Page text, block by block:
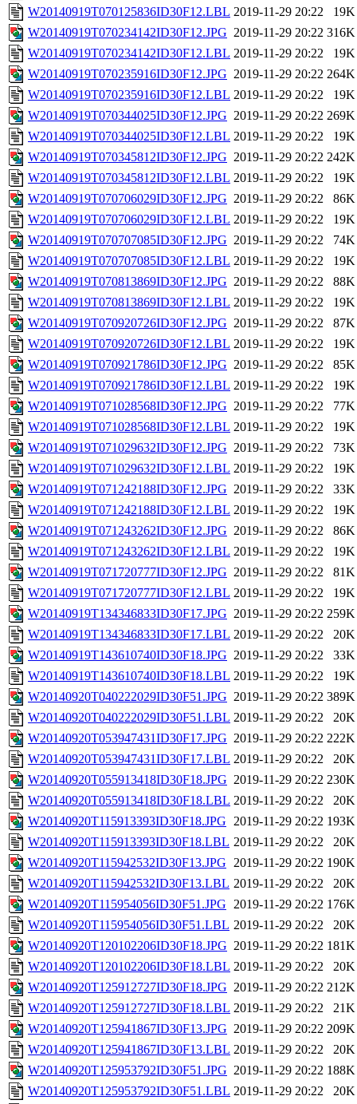
W20140919T070125836ID30F12.LBL 2019-11-29 20:22
19K
W20140919T070234142ID30F12.JPG 2019-11-29 20:22 316K
W20140919T070234142ID30F12.LBL 2019-11-29 20:22
19K
W20140919T070235916ID30F12.JPG 2019-11-29 20:22 264K
W20140919T070235916ID30F12.LBL 2019-11-29 20:22
19K
W20140919T070344025ID30F12.JPG 2019-11-29 20:22 269K
W20140919T070344025ID30F12.LBL 2019-11-29 20:22
19K
W20140919T070345812ID30F12.JPG 2019-11-29 20:22 242K
W20140919T070345812ID30F12.LBL 2019-11-29 20:22
19K
W20140919T070706029ID30F12.JPG 2019-11-29 20:22
86K
W20140919T070706029ID30F12.LBL 2019-11-29 20:22
19K
W20140919T070707085ID30F12.JPG 2019-11-29 20:22
74K
W20140919T070707085ID30F12.LBL 2019-11-29 20:22
19K
W20140919T070813869ID30F12.JPG 2019-11-29 20:22
88K
W20140919T070813869ID30F12.LBL 2019-11-29 20:22
19K
W20140919T070920726ID30F12.JPG 2019-11-29 20:22
87K
W20140919T070920726ID30F12.LBL 2019-11-29 20:22
19K
W20140919T070921786ID30F12.JPG 2019-11-29 20:22
85K
W20140919T070921786ID30F12.LBL 2019-11-29 20:22
19K
W20140919T071028568ID30F12.JPG 2019-11-29 20:22
77K
W20140919T071028568ID30F12.LBL 2019-11-29 20:22
19K
W20140919T071029632ID30F12.JPG 2019-11-29 20:22
73K
W20140919T071029632ID30F12.LBL 2019-11-29 20:22
19K
W20140919T071242188ID30F12.JPG 2019-11-29 20:22
33K
W20140919T071242188ID30F12.LBL 2019-11-29 20:22
19K
W20140919T071243262ID30F12.JPG 2019-11-29 20:22
86K
W20140919T071243262ID30F12.LBL 2019-11-29 20:22
19K
W20140919T071720777ID30F12.JPG 2019-11-29 20:22
81K
W20140919T071720777ID30F12.LBL 2019-11-29 20:22
19K
W20140919T134346833ID30F17.JPG 2019-11-29 20:22 259K
W20140919T134346833ID30F17.LBL 2019-11-29 20:22
20K
W20140919T143610740ID30F18.JPG 2019-11-29 20:22
33K
W20140919T143610740ID30F18.LBL 2019-11-29 20:22
19K
W20140920T040222029ID30F51.JPG 2019-11-29 20:22 389K
W20140920T040222029ID30F51.LBL 2019-11-29 20:22
20K
W20140920T053947431ID30F17.JPG 2019-11-29 20:22 222K
W20140920T053947431ID30F17.LBL 2019-11-29 20:22
20K
W20140920T055913418ID30F18.JPG 2019-11-29 20:22 230K
W20140920T055913418ID30F18.LBL 2019-11-29 20:22
20K
W20140920T115913393ID30F18.JPG 2019-11-29 20:22 193K
W20140920T115913393ID30F18.LBL 2019-11-29 20:22
20K
W20140920T115942532ID30F13.JPG 2019-11-29 20:22 190K
W20140920T115942532ID30F13.LBL 2019-11-29 20:22
20K
W20140920T115954056ID30F51.JPG 2019-11-29 20:22 176K
W20140920T115954056ID30F51.LBL 2019-11-29 20:22
20K
W20140920T120102206ID30F18.JPG 2019-11-29 20:22 181K
W20140920T120102206ID30F18.LBL 2019-11-29 20:22
20K
W20140920T125912727ID30F18.JPG 2019-11-29 20:22 212K
W20140920T125912727ID30F18.LBL 2019-11-29 20:22
21K
W20140920T125941867ID30F13.JPG 2019-11-29 20:22 209K
W20140920T125941867ID30F13.LBL 2019-11-29 20:22
20K
W20140920T125953792ID30F51.JPG 2019-11-29 20:22 188K
W20140920T125953792ID30F51.LBL 2019-11-29 20:22 20K